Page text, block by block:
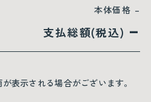
本体価格 –
支払総額(税込) –
表示される場合がございます。